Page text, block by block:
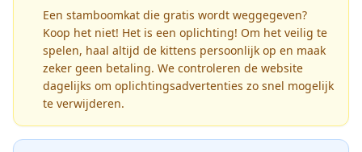
Een stamboomkat die gratis wordt weggegeven?
Koop het niet! Het is een oplichting! Om het veilig te
spelen, haal altijd de kittens persoonlijk op en maak
zeker geen betaling. We controleren de website
dagelijks om oplichtingsadvertenties zo snel mogelijk
te verwijderen.